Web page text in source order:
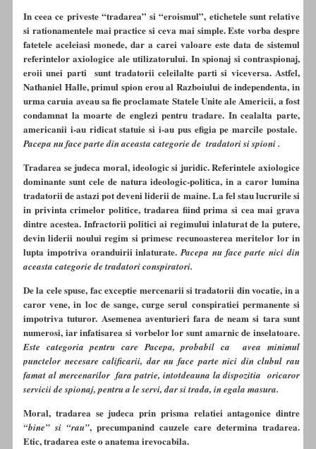
In ceea ce priveste “tradarea” si “eroismul”, etichetele sunt relative
si rationamentele mai practice si ceva mai simple. Este vorba despre
fatetele aceleiasi monede, dar a carei valoare este data de sistemul
referintelor axiologice ale utilizatorului. In spionaj si contraspionaj,
eroii unei parti sunt tradatorii celeilalte parti si viceversa. Astfel,
Nathaniel Halle, primul spion erou al Razboiului de independenta, in
urma caruia aveau sa fie proclamate Statele Unite ale Americii, a fost
condamnat la moarte de englezi pentru tradare. In cealalta parte,
americanii i-au ridicat statuie si i-au pus efigia pe marcile postale.
Pacepa nu face parte din aceasta categorie de tradatori si spioni .
Tradarea se judeca moral, ideologic si juridic. Referintele axiologice
dominante sunt cele de natura ideologic-politica, in a caror lumina
tradatorii de astazi pot deveni liderii de maine. La fel stau lucrurile si
in privinta crimelor politice, tradarea fiind prima si cea mai grava
dintre acestea. Infractorii politici ai regimului inlaturat de la putere,
devin liderii noului regim si primesc recunoasterea meritelor lor in
lupta impotriva oranduirii inlaturate.Pacepa nu face parte nici din
aceasta categorie de tradatori conspiratori.
De la cele spuse, fac exceptie mercenarii si tradatorii din vocatie, in a
caror vene, in loc de sange, curge serul conspiratiei permanente si
impotriva tuturor. Asemenea aventurieri fara de neam si tara sunt
numerosi, iar infatisarea si vorbelor lor sunt amarnic de inselatoare.
Este categoria pentru care Pacepa, probabil ca avea minimul
punctelor necesare calificarii, dar nu face parte nici din clubul rau
famat al mercenarilor fara patrie, intotdeauna la dispozitia oricaror
servicii de spionaj, pentru a le servi, dar si trada, in egala masura.
Moral, tradarea se judeca prin prisma relatiei antagonice dintre
“bine” si “rau”, precumpanind cauzele care determina tradarea.
Etic, tradarea este o anatema irevocabila.